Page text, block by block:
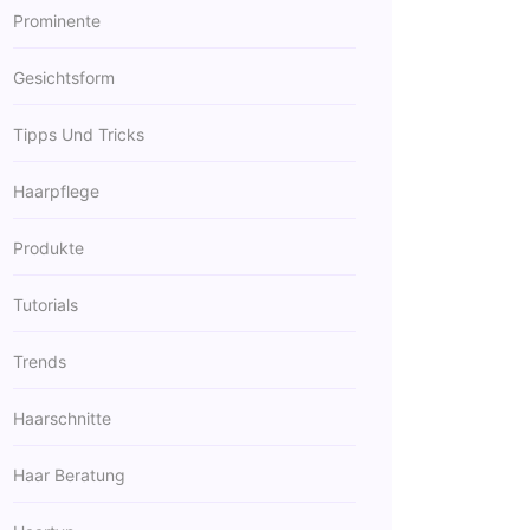
Prominente
Gesichtsform
Tipps Und Tricks
Haarpflege
Produkte
Tutorials
Trends
Haarschnitte
Haar Beratung